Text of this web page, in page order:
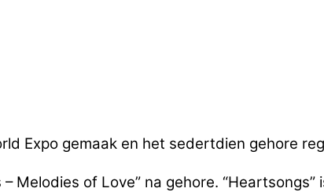
Expo gemaak en het sedertdien gehore
of Love” na gehore. “Heartsongs”